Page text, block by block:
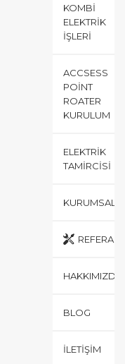
KOMBI
ELEKTRIK
İŞLERI
ACCSESS
POINT
ROATER
KURULUM
ELEKTRIK
TAMIRCISI
KURUMSAL
HAKKIMIZDA
BLOG
İLETIŞIM